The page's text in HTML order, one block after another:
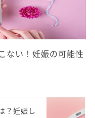
ない！妊娠の可能性
？妊娠し